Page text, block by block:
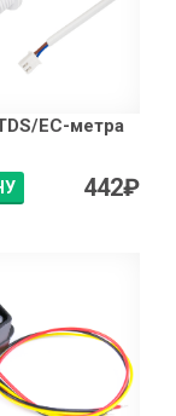
EC-метра
442₽